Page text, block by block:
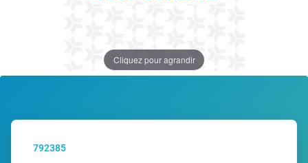
Cliquez pour agrandir
792385